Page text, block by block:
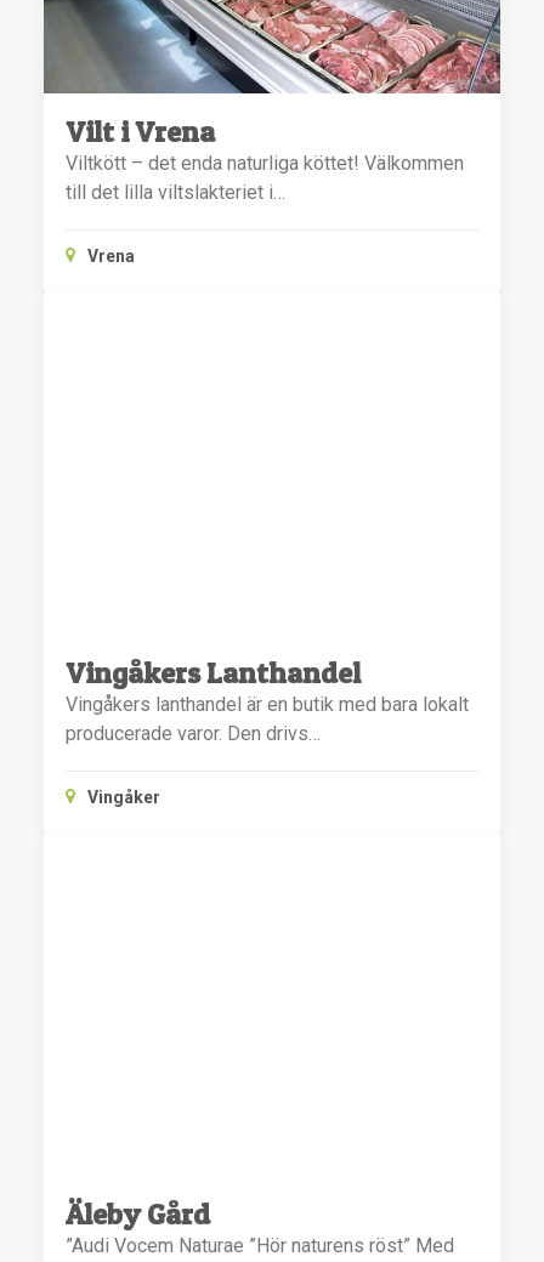
Vilt i Vrena
Viltkött – det enda naturliga köttet! Välkommen
till det lilla viltslakteriet i…
Vrena
Vingåkers Lanthandel
Vingåkers lanthandel är en butik med bara lokalt
producerade varor. Den drivs…
Vingåker
Äleby Gård
”Audi Vocem Naturae ”Hör naturens röst” Med